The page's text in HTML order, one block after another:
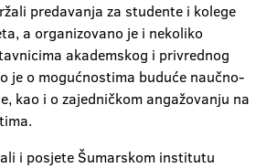
predavanja za studente i kolege
a organizovano je i nekoliko
akademskog i privrednog
je o mogućnostima buduće naučno-
kao i o zajedničkom angažovanju na
i posjete Šumarskom institutu